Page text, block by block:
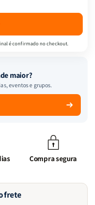
é confirmado no checkout.
maior?
eventos e grupos.
Compra segura
frete